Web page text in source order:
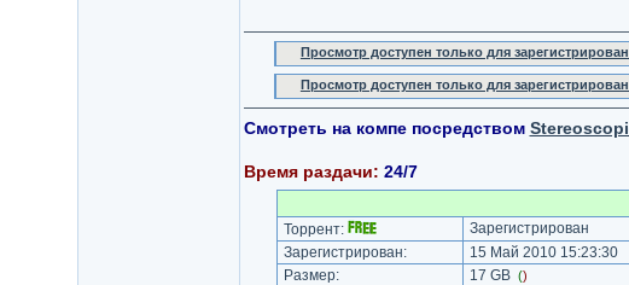
Просмотр доступен только для
Просмотр доступен только для
Смотреть на компе посредством
Время раздачи: 24/7
Торрент: Зарегистрирован
Зарегистрирован:
15 Май 2010 15:23:30
Размер:
17 GB ()